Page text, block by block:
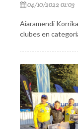
04/10/2022 01:03
Aiaramendi
clubes en